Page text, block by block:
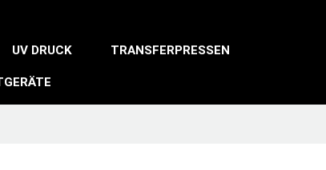
UV DRUCK TRANSFERPRESSEN